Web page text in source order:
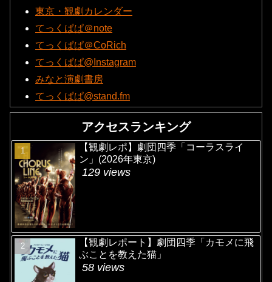
東京・観劇カレンダー
てっくぱぱ＠note
てっくぱぱ＠CoRich
てっくぱぱ@Instagram
みなと演劇書房
てっくぱぱ@stand.fm
アクセスランキング
【観劇レポ】劇団四季「コーラスライ
ン」(2026年東京)
129 views
【観劇レポート】劇団四季「カモメに飛
ぶことを教えた猫」
58 views